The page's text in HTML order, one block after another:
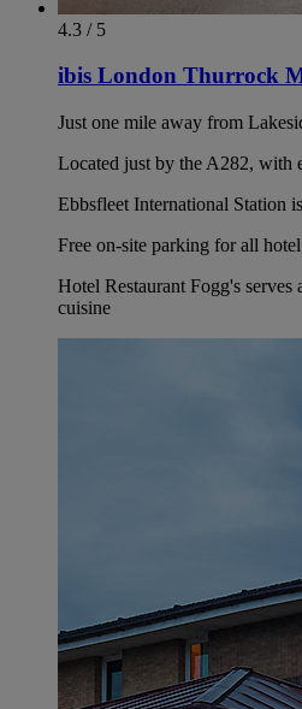
4.3 / 5
ibis London Thurrock
Just one mile away from
Located just by the A282, with
Ebbsfleet International Station
Free on-site parking for all hotel
Hotel Restaurant Fogg's
cuisine